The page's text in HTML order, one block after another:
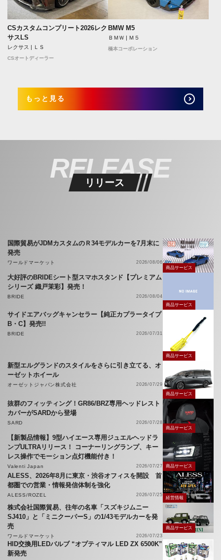
CSカスタムコンプリート2026レク
サスLS
レクサス | ＬＳ
CSオートディーラー
BMW M5
ＢＭＷ | Ｍ５
橋本コーポレーション
もっと見る
RELEASE
リリース
国際貿易がJDMカスタムのＲ34モデルカーを7月末に
発売
ワールドマーケット
2026/08/06
商品サービス
大好評のBRIDEシート型スマホスタンド【プレミアム
シリーズ 織戸茉彩】発売！
BRIDE
2026/08/04
商品サービス
サイドエアバッグキャンセラー【純正カプラータイプ
B・C】発売!!
BRIDE 2026/07/31
商品サービス
新型エルグランドのスタイルをさらに引き立てる、オ
ーゼットホイール
オーゼットジャパン株式会社
2026/07/29
商品サービス
抜群のフィッティング！GR86/BRZ専用ヘッドレスト
カバーがSARDから登場
SARD
2026/07/28
商品サービス
【新製品情報】9型ハイエース専用ジュエルヘッドラ
ンプULTRAリリース！ コーナーリングランプ、キー
レス操作でモーション点灯機能付き！
Valenti Japan 2026/07/27 商品サービス
ALESS、2026年8月に東京・渋谷オフィスを開設 首
都圏での営業・情報発信体制を強化
ALESS/ROZEL 2026/07/25
経営情報
株式会社国際貿易、往年の名車「スズキジムニー
SJ410」と「ミニクーパーS」の1/43モデルカーを発
売
ワールドマーケット 2026/07/23
商品サービス
HID交換用LEDバルブ “オプティマル LED ZX 6500K”
新発売